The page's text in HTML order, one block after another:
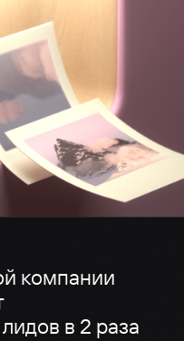
компании
в 2 раза